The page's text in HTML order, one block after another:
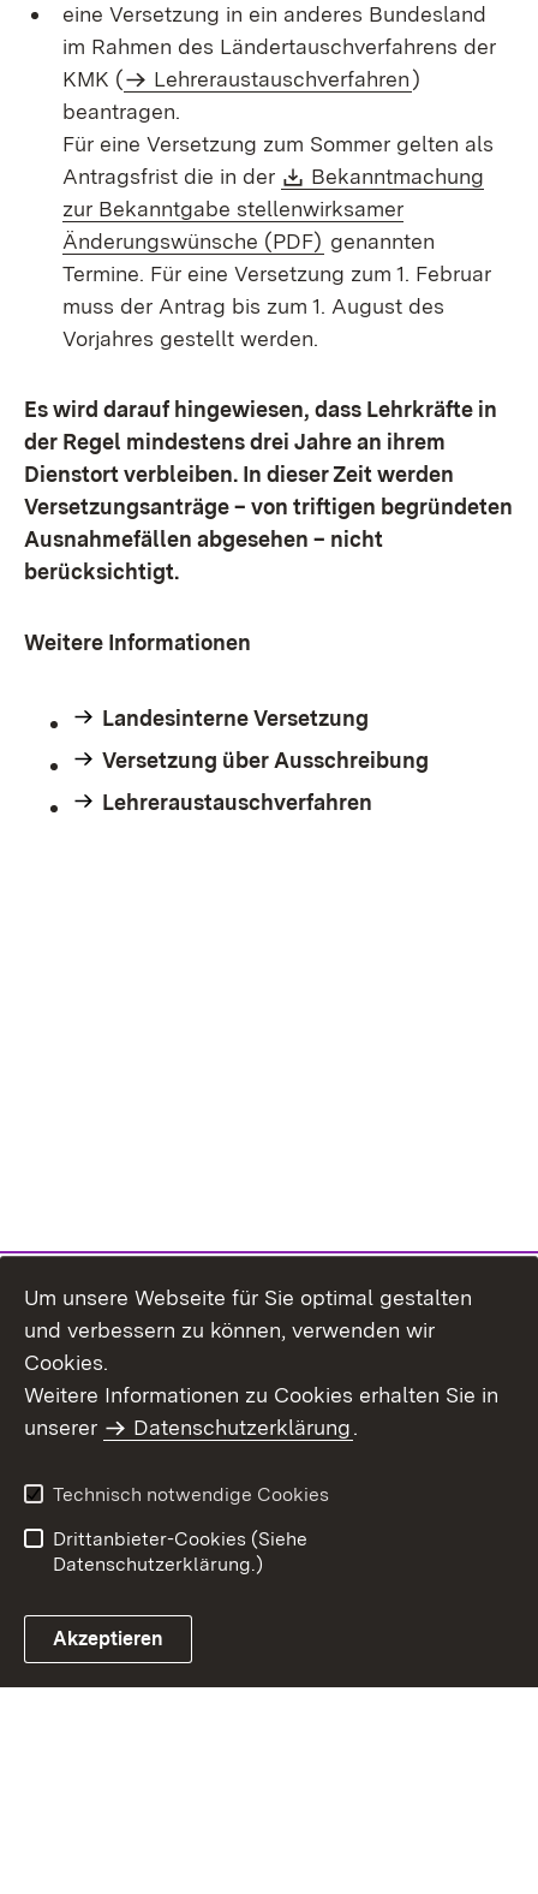
eine Versetzung in ein anderes Bundesland
im Rahmen des Ländertauschverfahrens der
KMK (
Lehreraustauschverfahren)
beantragen.
Für eine Versetzung zum Sommer gelten als
Antragsfrist die in der
Download:
Bekanntmachung
zur Bekanntgabe stellenwirksamer
Änderungswünsche (PDF) (Öffnet in neuem
genannten
Termine. Für eine Versetzung zum 1. Februar
muss der Antrag bis zum 1. August des
Vorjahres gestellt werden.
Es wird darauf hingewiesen, dass Lehrkräfte in
der Regel mindestens drei Jahre an ihrem
Dienstort verbleiben. In dieser Zeit werden
Versetzungsanträge – von triftigen begründeten
Ausnahmefällen abgesehen – nicht
berücksichtigt.
Weitere Informationen
Landesinterne Versetzung
Versetzung über Ausschreibung
Lehreraustauschverfahren
Benutzungshinweise
Erklärung zur
Um unsere Webseite für Sie optimal gestalten
und verbessern zu können, verwenden wir
Cookies.
Weitere Informationen zu Cookies erhalten Sie in
unserer
Datenschutzerklärung.
Technisch notwendige Cookies
Drittanbieter-Cookies (Siehe
Datenschutzerklärung.)
Akzeptieren